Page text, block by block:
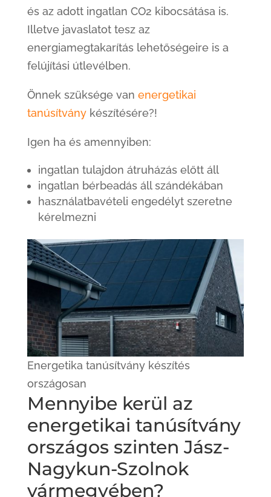
és az adott ingatlan CO2 kibocsátása is.
Illetve javaslatot tesz az
energiamegtakarítás lehetőségeire is a
felújítási útlevélben.
Önnek szüksége van energetikai
tanúsítványkészítésére?!
Igen ha és amennyiben:
ingatlan tulajdon átruházás előtt áll
ingatlan bérbeadás áll szándékában
használatbavételi engedélyt szeretne
kérelmezni
Energetika tanúsítvány készítés
országosan
Mennyibe kerül az
energetikai tanúsítvány
országos szinten Jász-
Nagykun-Szolnok
vármegyében?